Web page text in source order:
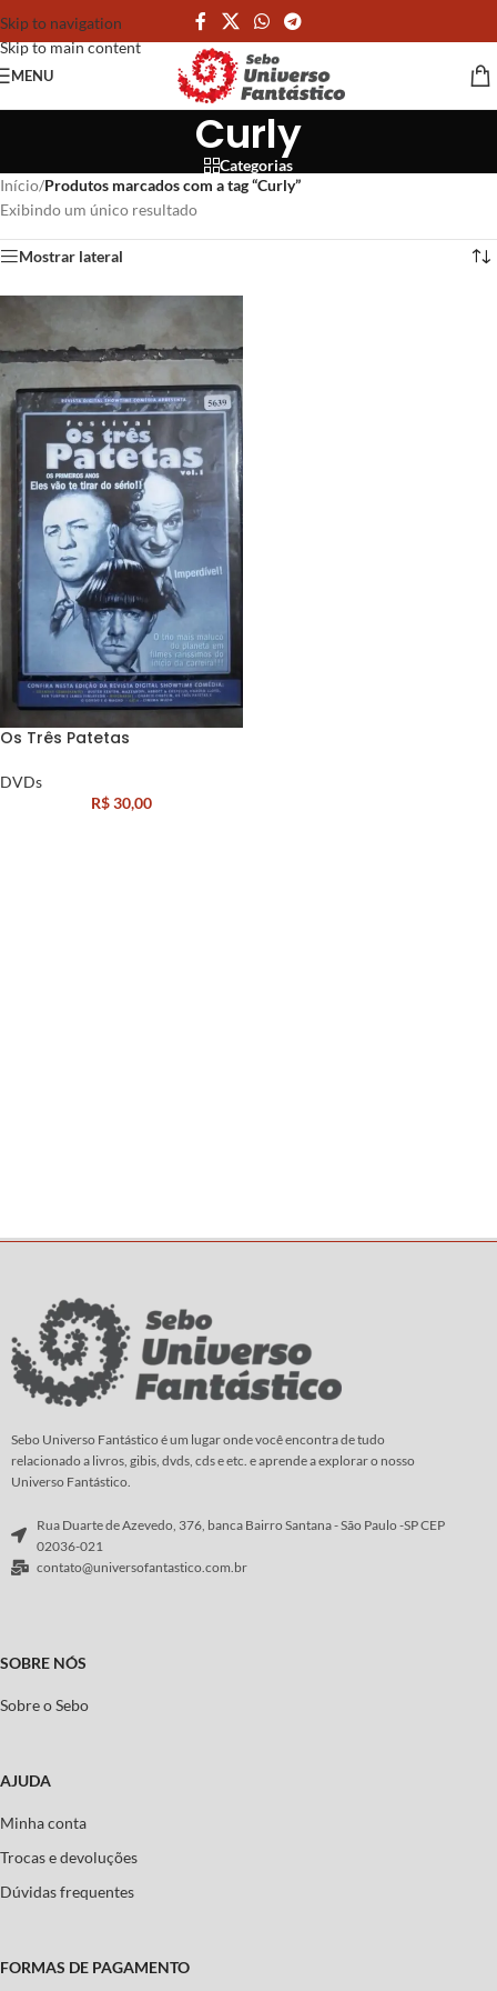
Skip to navigation
Skip to main content
MENU
Curly
Categorias
Início/Produtos marcados com a tag “Curly”
Exibindo um único resultado
Mostrar lateral
Os Três Patetas
DVDs
R$30,00
Sebo Universo Fantástico é um lugar onde você encontra de tudo
relacionado a livros, gibis, dvds, cds e etc. e aprende a explorar o nosso
Universo Fantástico.
Rua Duarte de Azevedo, 376, banca Bairro Santana - São Paulo -SP CEP
02036-021
contato@universofantastico.com.br
SOBRE NÓS
Sobre o Sebo
AJUDA
Minha conta
Trocas e devoluções
Dúvidas frequentes
FORMAS DE PAGAMENTO